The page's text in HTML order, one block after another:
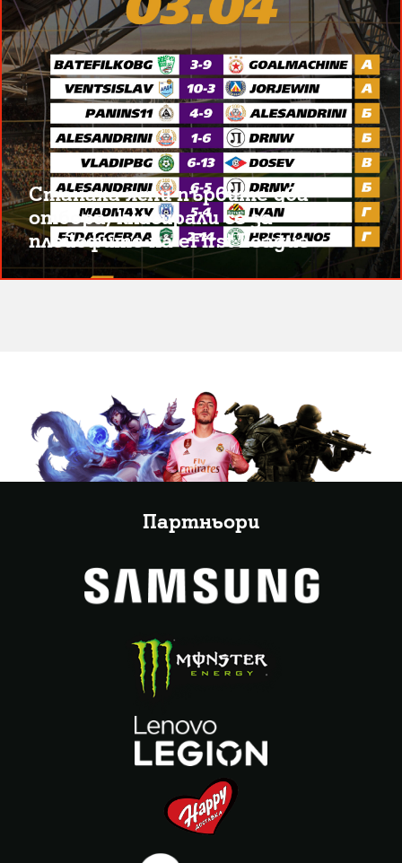
Станаха ясни първите два
отбора, класирали се за
плейофите на eFirst League
Партньори